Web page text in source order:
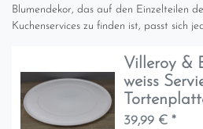
Blumendekor, das auf den Einzelteilen
Kuchenservices zu finden ist, passt sich
Villeroy &
weiss
39,99 € *